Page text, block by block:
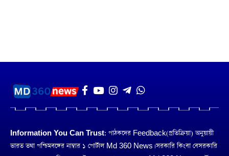
Information You Can Trust: পাঠকদের Feedback(প্রতিক্রিয়া) অনুয়ায়ী
ভারত তথা পশ্চিমবঙ্গের নাম্বার ১ পোর্টাল Md 360 News। সরকারি কিংবা বেসরকারি